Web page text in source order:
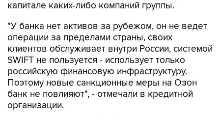
капитале каких-либо компаний группы.
"У банка нет активов за рубежом, он не ведет
операции за пределами страны, своих
клиентов обслуживает внутри России, системой
SWIFT не пользуется - использует только
российскую финансовую инфраструктуру.
Поэтому новые санкционные меры на Озон
банк не повлияют", - отмечали в кредитной
организации.